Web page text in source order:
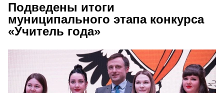
Подведены итоги
муниципального этапа конкурса
«Учитель года»